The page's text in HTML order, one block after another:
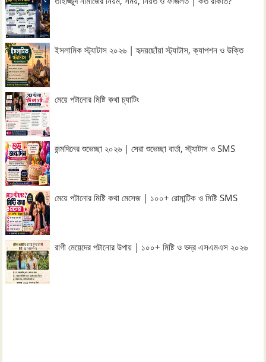
ইসলামিক স্ট্যাটাস ২০২৬ | হৃদয়ছোঁয়া স্ট্যাটাস, ক্যাপশন ও উক্তি
মেয়ে পটানোর মিষ্টি কথা চ্যাটিং
জন্মদিনের শুভেচ্ছা ২০২৬ | সেরা শুভেচ্ছা বার্তা, স্ট্যাটাস ও SMS
মেয়ে পটানোর মিষ্টি কথা মেসেজ | ১০০+ রোমান্টিক ও মিষ্টি SMS
রাগী মেয়েদের পটানোর উপায় | ১০০+ মিষ্টি ও ভদ্র এসএমএস ২০২৬